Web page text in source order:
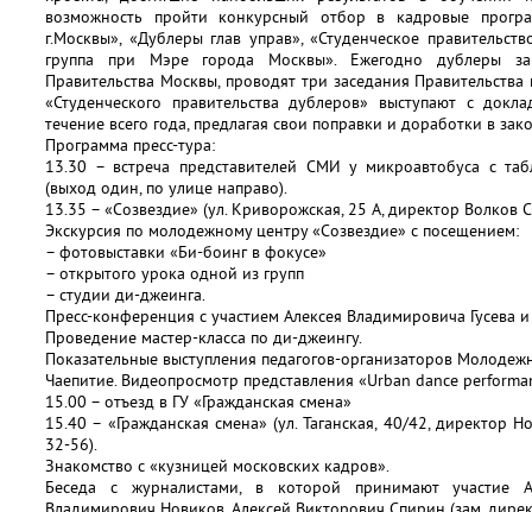
возможность пройти конкурсный отбор в кадровые
г.Москвы», «Дублеры глав управ», «Студенческое
группа при Мэре города Москвы». Ежегодно дублеры
Правительства Москвы, проводят три заседания
«Студенческого правительства дублеров» выступают с
течение всего года, предлагая свои поправки и доработки в
Программа пресс-тура:
13.30 – встреча представителей СМИ у микроавтобуса с
(выход один, по улице направо).
13.35 – «Созвездие» (ул. Криворожская, 25 А, директор Волков
Экскурсия по молодежному центру «Созвездие» с посещением:
– фотовыставки «Би-боинг в фокусе»
– открытого урока одной из групп
– студии ди-джеинга.
Пресс-конференция с участием Алексея Владимировича Гусева
Проведение мастер-класса по ди-джеингу.
Показательные выступления педагогов-организаторов
Чаепитие. Видеопросмотр представления «Urban dance
15.00 – отъезд в ГУ «Гражданская смена»
15.40 – «Гражданская смена» (ул. Таганская, 40/42, директор
32-56).
Знакомство с «кузницей московских кадров».
Беседа с журналистами, в которой принимают участие